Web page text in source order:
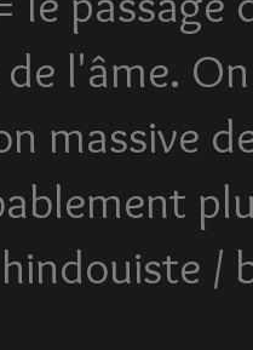
l'âme.
massive
/